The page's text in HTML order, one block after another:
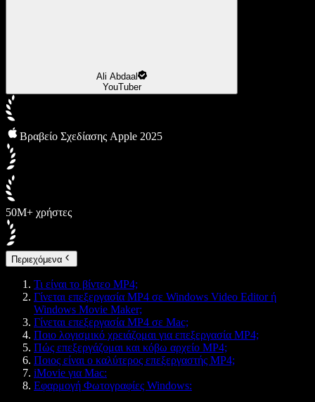
Ali Abdaal
YouTuber
Βραβείο Σχεδίασης Apple 2025
50M+ χρήστες
Περιεχόμενα
Τι είναι το βίντεο MP4;
Γίνεται επεξεργασία MP4 σε Windows Video Editor ή
Windows Movie Maker;
Γίνεται επεξεργασία MP4 σε Mac;
Ποιο λογισμικό χρειάζομαι για επεξεργασία MP4;
Πώς επεξεργάζομαι και κόβω αρχείο MP4;
Ποιος είναι ο καλύτερος επεξεργαστής MP4;
iMovie για Mac:
Εφαρμογή Φωτογραφίες Windows: